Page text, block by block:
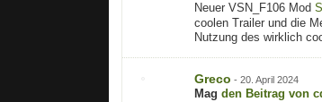
Neuer VSN_F106 Mod
coolen Trailer und die
Nutzung des wirklich
Greco - 20. April 2024
Mag den Beitrag von